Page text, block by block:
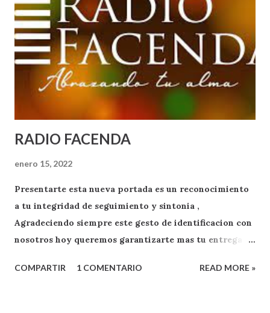
RADIO FACENDA
enero 15, 2022
Presentarte esta nueva portada es un reconocimiento
a tu integridad de seguimiento y sintonia ,
Agradeciendo siempre este gesto de identificacion con
nosotros hoy queremos garantizarte mas tu entrega
.
COMPARTIR 1 COMENTARIO READ MORE »